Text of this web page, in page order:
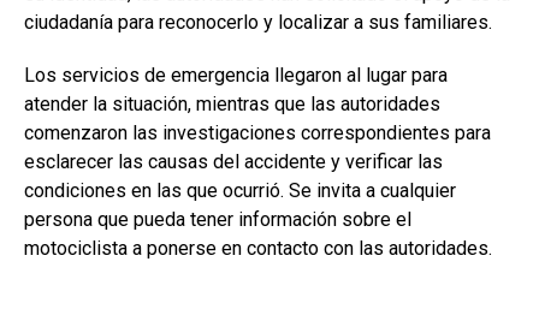
ciudadanía para reconocerlo y localizar a sus familiares.
Los servicios de emergencia llegaron al lugar para
atender la situación, mientras que las autoridades
comenzaron las investigaciones correspondientes para
esclarecer las causas del accidente y verificar las
condiciones en las que ocurrió. Se invita a cualquier
persona que pueda tener información sobre el
motociclista a ponerse en contacto con las autoridades.